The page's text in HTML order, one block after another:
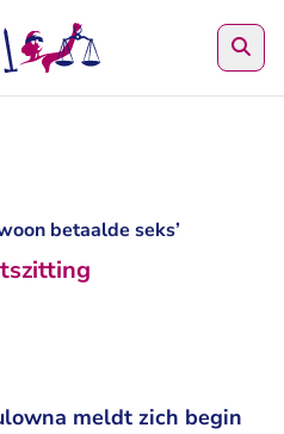
betaalde seks’
meldt zich begin